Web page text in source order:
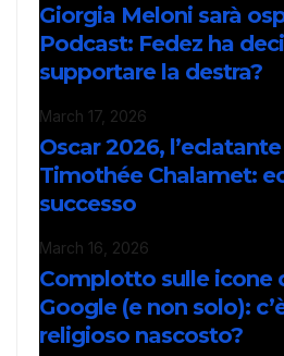
Giorgia Meloni sarà
Podcast: Fedez ha
supportare la destra?
March 17, 2026
Oscar 2026,
Timothée Chalamet:
successo
March 16, 2026
Complotto sulle icone
Google (e non solo):
religioso nascosto?